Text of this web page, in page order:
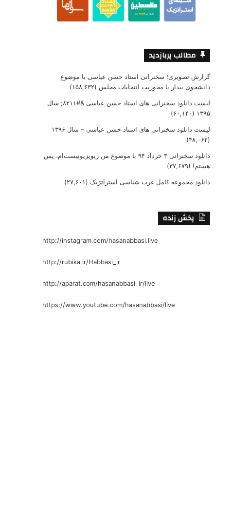
مطالب پربازدید
گزارش تصویری؛ سخنرانی استاد حسن عباسی با موضوع
دانشجوی بیدار با محوریت انتخابات مجلس (۱۵۸,۶۳۲)
لیست دانلود سخنرانی های استاد حسن عباسی &#۸۲۱۱; سال
۱۳۹۵ (۶۰,۱۴۰)
لیست دانلود سخنرانی های استاد حسن عباسی – سال ۱۳۹۶
(۴۸,۰۶۲)
دانلود سخنرانی ۳ خرداد ۹۴ با موضوع من ریویزیونیست‌ام، پس
هستم! (۳۷,۶۷۹)
دانلود مجموعه کامل غرب شناسی استراتژیک (۲۷,۶۰۱)
پخش زنده
http://instagram.com/hasanabbasi.live
http://rubika.ir/Habbasi_ir
http://aparat.com/hasanabbasi_ir/live
https://www.youtube.com/hasanabbasi/live